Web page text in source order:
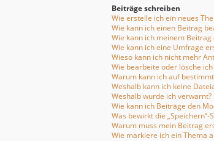
Beiträge schreiben
Wie erstelle ich ein neues
Wie kann ich einen Beitrag
Wie kann ich meinem
Wie kann ich eine Umfrage
Wieso kann ich nicht mehr
Wie bearbeite oder lösche
Warum kann ich auf
Weshalb kann ich keine
Weshalb wurde ich verwarnt?
Wie kann ich Beiträge den
Was bewirkt die
Warum muss mein Beitrag
Wie markiere ich ein Thema